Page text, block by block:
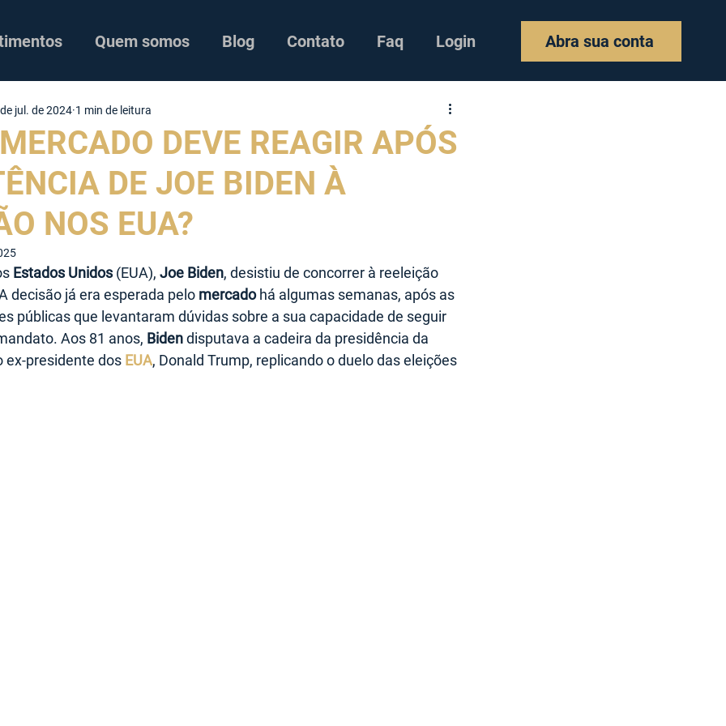
Quem somos Blog Contato Faq Login Abra sua conta
DEVE REAGIR APÓS
DE JOE BIDEN À
NOS EUA?
jul. de 2024 1 min de leitura
Estados Unidos (EUA), Joe Biden, desistiu de concorrer à reeleição
decisão já era esperada pelo mercado há algumas semanas, após as
públicas que levantaram dúvidas sobre a sua capacidade de seguir
Aos 81 anos, Biden disputava a cadeira da presidência da
ex-presidente dos EUA, Donald Trump, replicando o duelo das eleições